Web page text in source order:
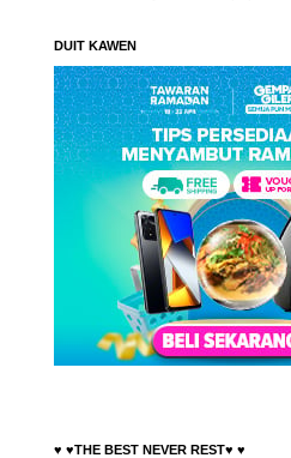
DUIT KAWEN
♥ ♥THE BEST NEVER REST♥ ♥